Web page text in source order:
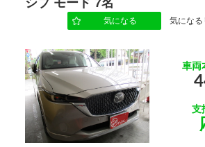
シブ モード 7名
気になる 気になる
車両
支